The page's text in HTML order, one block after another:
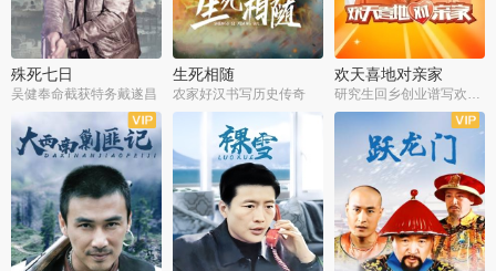
殊死七日
吴健奉命截获特务戴遂昌
生死相随
农家好汉书写历史传奇
欢天喜地对亲家
全21集 全30集